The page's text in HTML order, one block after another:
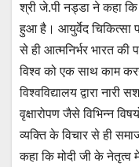
श्री जे.पी नड्डा ने कहा
हुआ है। आयुर्वेद चिकित्सा
से ही आत्मनिर्भर भारत की
विश्व को एक साथ काम
विश्वविद्यालय द्वारा
वृक्षारोपण जैसे विभिन्न
व्यक्ति के विचार से ही
कहा कि मोदी जी के नेतृत्व